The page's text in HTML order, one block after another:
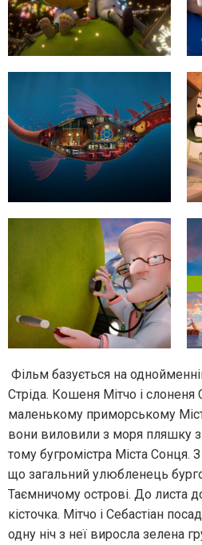
Фільм базується на
Стріда. Кошеня Мітчо і слоненя
маленькому приморському
вони виловили з моря пляшку з
тому бугромістра Міста Сонця.
що загальний улюбленець
Таємничому острові. До листа
кісточка. Мітчо і Себастіан
одну ніч з неї виросла зелена